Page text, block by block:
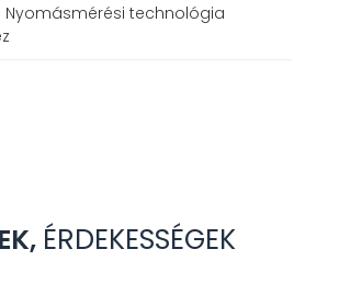
- Nyomásmérési technológia
ÉRDEKESSÉGEK